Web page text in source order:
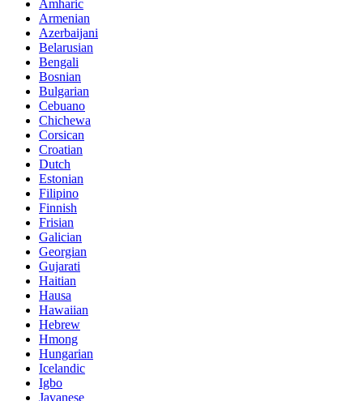
Amharic
Armenian
Azerbaijani
Belarusian
Bengali
Bosnian
Bulgarian
Cebuano
Chichewa
Corsican
Croatian
Dutch
Estonian
Filipino
Finnish
Frisian
Galician
Georgian
Gujarati
Haitian
Hausa
Hawaiian
Hebrew
Hmong
Hungarian
Icelandic
Igbo
Javanese